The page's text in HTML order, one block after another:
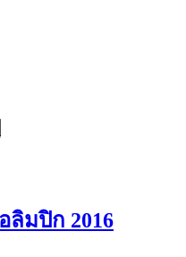
ลิมปิก 2016